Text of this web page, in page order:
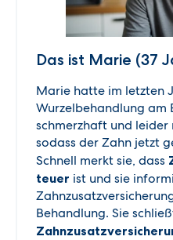
Das ist Marie (37
Marie hatte im letzten
Wurzelbehandlung am
schmerzhaft und
sodass der Zahn jetzt
Schnell merkt sie, dass
teuer ist und sie
Behandlung. Sie